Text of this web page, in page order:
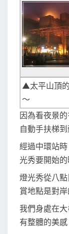
▲太平山頂
～
因為看夜景
自動手扶梯
經過中環站
光秀要開始
燈光秀從八
賞地點是對岸
我們身處在
有整體的美感